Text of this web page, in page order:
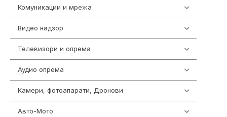
Комуникации и мрежа
Видео надзор
Телевизори и опрема
Аудио опрема
Камери, фотоапарати, Дронови
Авто-Мото